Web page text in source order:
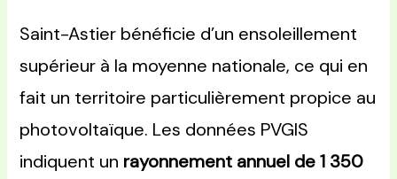
Saint-Astier bénéficie d’un ensoleillement
supérieur à la moyenne nationale, ce qui en
fait un territoire particulièrement propice au
photovoltaïque. Les données PVGIS
indiquent un rayonnement annuel de 1 350